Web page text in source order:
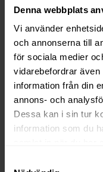
Denna webbplats
Vi använder
och annonserna till
för sociala medier
vidarebefordrar
information från din
annons- och
Dessa kan i sin tur
information som du